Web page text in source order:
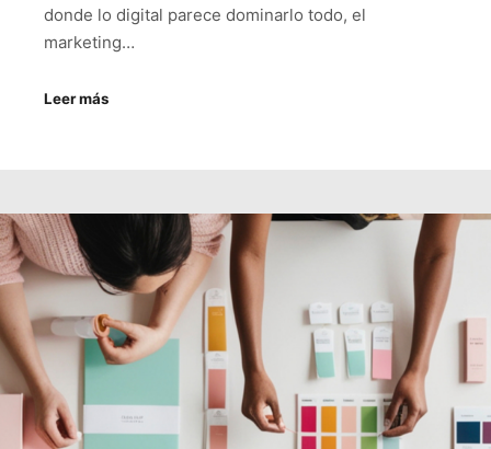
donde lo digital parece dominarlo todo, el
marketing…
Leer más